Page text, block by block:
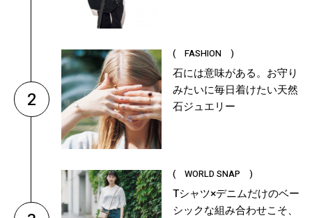
2
( FASHION )
石には意味がある。お守り
みたいに毎日着けたい天然
石ジュエリー
( WORLD SNAP )
Tシャツ×デニムだけのベー
シックな組み合わせこそ、